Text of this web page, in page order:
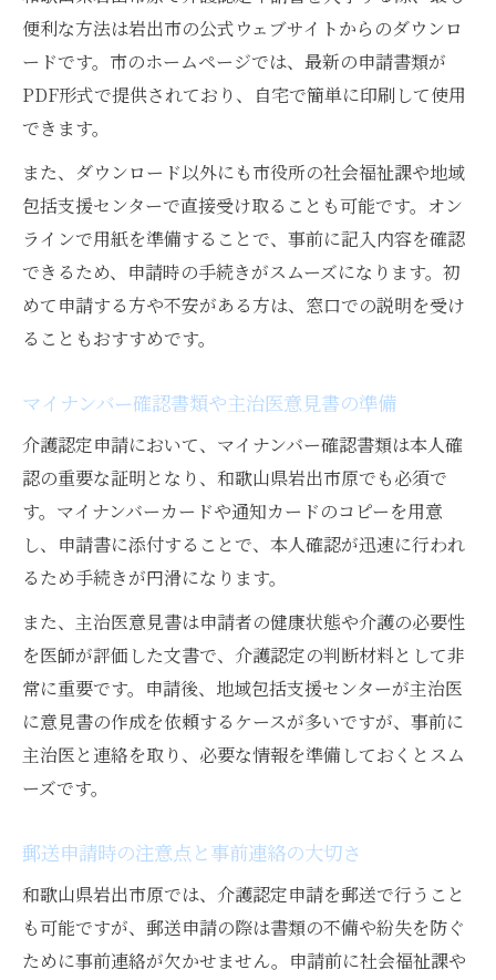
便利な方法は岩出市の公式ウェブサイトからのダウンロ
ードです。市のホームページでは、最新の申請書類が
PDF形式で提供されており、自宅で簡単に印刷して使用
できます。
また、ダウンロード以外にも市役所の社会福祉課や地域
包括支援センターで直接受け取ることも可能です。オン
ラインで用紙を準備することで、事前に記入内容を確認
できるため、申請時の手続きがスムーズになります。初
めて申請する方や不安がある方は、窓口での説明を受け
ることもおすすめです。
マイナンバー確認書類や主治医意見書の準備
介護認定申請において、マイナンバー確認書類は本人確
認の重要な証明となり、和歌山県岩出市原でも必須で
す。マイナンバーカードや通知カードのコピーを用意
し、申請書に添付することで、本人確認が迅速に行われ
るため手続きが円滑になります。
また、主治医意見書は申請者の健康状態や介護の必要性
を医師が評価した文書で、介護認定の判断材料として非
常に重要です。申請後、地域包括支援センターが主治医
に意見書の作成を依頼するケースが多いですが、事前に
主治医と連絡を取り、必要な情報を準備しておくとスム
ーズです。
郵送申請時の注意点と事前連絡の大切さ
和歌山県岩出市原では、介護認定申請を郵送で行うこと
も可能ですが、郵送申請の際は書類の不備や紛失を防ぐ
ために事前連絡が欠かせません。申請前に社会福祉課や